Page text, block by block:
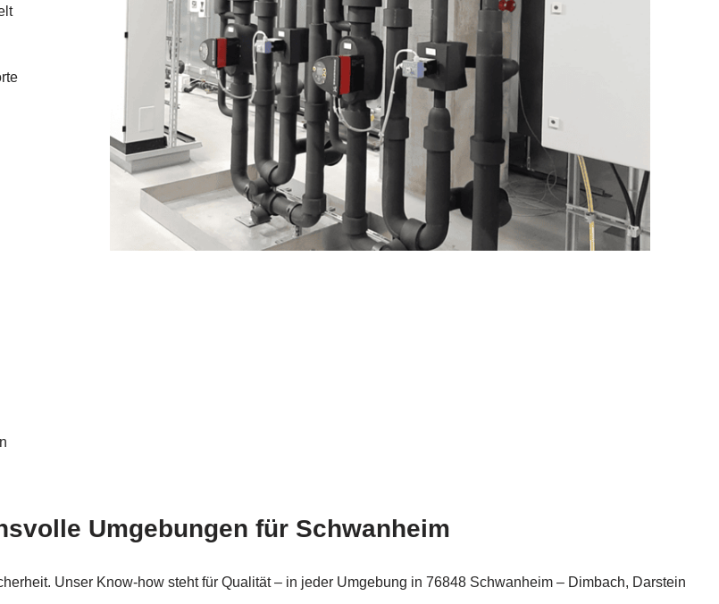
Umgebungen für Schwanheim
Unser Know-how steht für Qualität – in jeder Umgebung in 76848 Schwanheim – Dimbach, Darstein